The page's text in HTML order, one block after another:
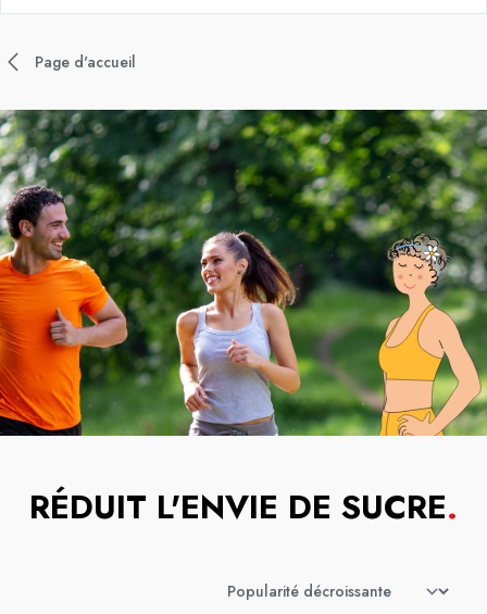
Page d'accueil
RÉDUIT L'ENVIE DE SUCRE.